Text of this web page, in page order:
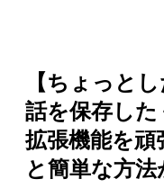
【ちょっと
話を保存した
拡張機能を頑
と簡単な方法